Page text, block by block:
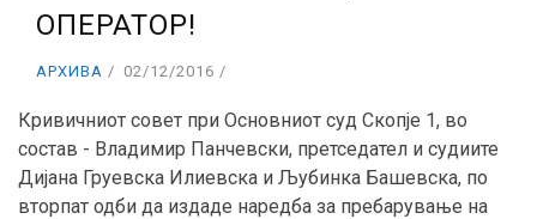
ОПЕРАТОР!
АРХИВА 02/12/2016
Кривичниот совет при Основниот суд Скопје 1, во
состав - Владимир Панчевски, претседател и судиите
Дијана Груевска Илиевска и Љубинка Башевска, по
вторпат одби да издаде наредба за пребарување на